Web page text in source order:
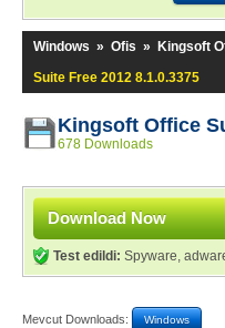
Windows » Ofis » Kingsoft
Suite Free 2012 8.1.0.3375
Kingsoft Office
678 Downloads
Download Now
Test edildi: Spyware,
Mevcut Downloads: Windows